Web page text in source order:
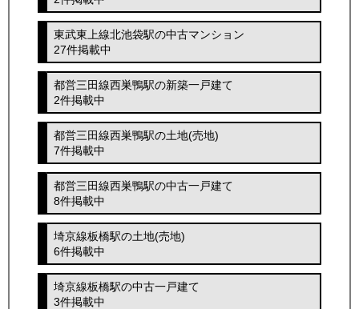
東武東上線北池袋駅の中古マンション
27件掲載中
都営三田線西巣鴨駅の新築一戸建て
2件掲載中
都営三田線西巣鴨駅の土地(売地)
7件掲載中
都営三田線西巣鴨駅の中古一戸建て
8件掲載中
埼京線板橋駅の土地(売地)
6件掲載中
埼京線板橋駅の中古一戸建て
3件掲載中